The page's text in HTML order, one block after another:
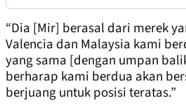
“Dia [Mir] berasal dari merek
Valencia dan Malaysia kami
yang sama [dengan umpan
berharap kami berdua akan
berjuang untuk posisi teratas.”